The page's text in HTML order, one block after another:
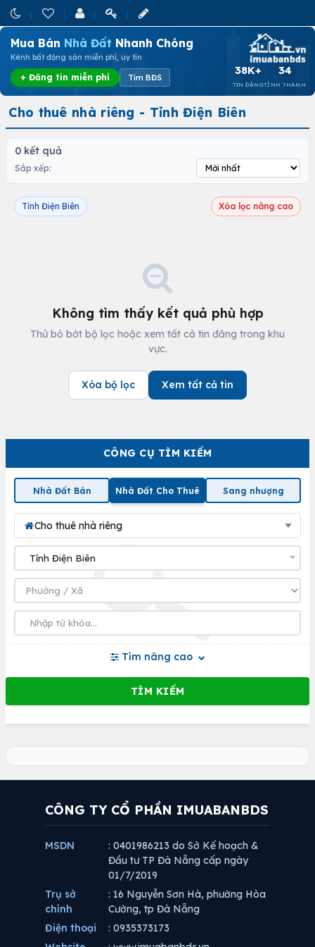
Mua Bán Nhà Đất Nhanh Chóng
Kênh bất động sản miễn phí, uy tín
+ Đăng tin miễn phí Tìm BĐS
38K+
TIN ĐĂNG
34
TỈNH THÀNH
CÔNG CỤ TÌM KIẾM
Nhà Đất Bán Nhà Đất Cho Thuê Sang nhượng
Cho thuê nhà riêng
Tìm nâng cao
Cho thuê nhà riêng - Tỉnh Điện Biên
0 kết quả
Sắp xếp:
Tỉnh Điện Biên Xóa lọc nâng cao
Không tìm thấy kết quả phù hợp
Thử bỏ bớt bộ lọc hoặc xem tất cả tin đăng trong khu
vực.
Xóa bộ lọc Xem tất cả tin
CÔNG TY CỔ PHẦN IMUABANBDS
MSDN
: 0401986213 do Sở Kế hoạch &
Đầu tư TP Đà Nẵng cấp ngày
01/7/2019
Trụ sở
chính
: 16 Nguyễn Sơn Hà, phường Hòa
Cường, tp Đà Nẵng
Điện thoại
: 0935373173